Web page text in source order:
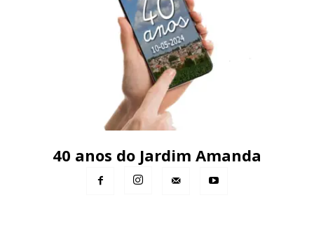
40 anos do Jardim Amanda